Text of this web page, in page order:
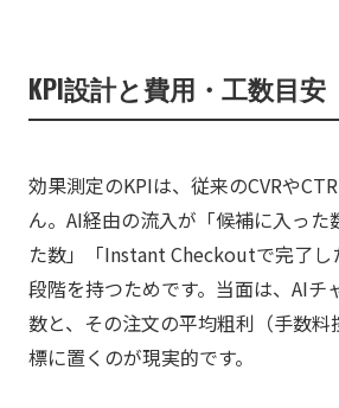
KPI設計と費用・工数目安
効果測定のKPIは、従来のCVRや
ん。AI経由の流入が「候補に入った
た数」「Instant Checkoutで完了し
段階を持つためです。当面は、AIチ
数と、その注文の平均粗利（手数
標に置くのが現実的です。